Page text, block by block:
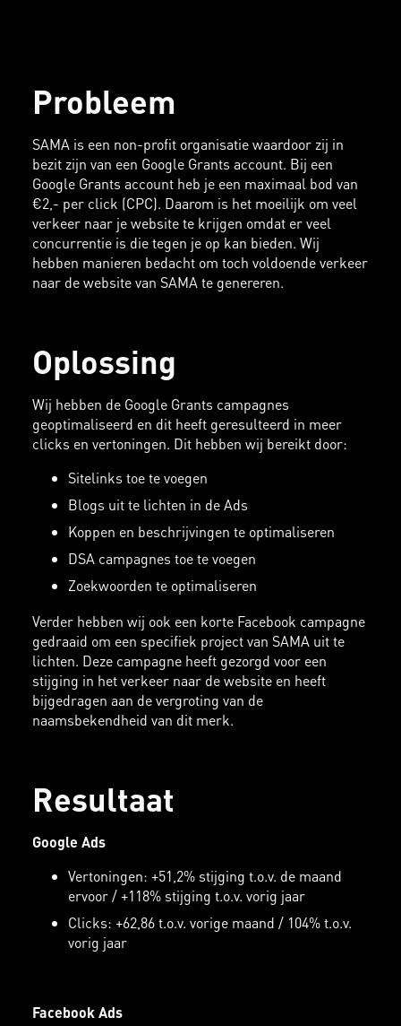
Probleem
SAMA is een non-profit organisatie waardoor zij in
bezit zijn van een Google Grants account. Bij een
Google Grants account heb je een maximaal bod van
€2,- per click (CPC). Daarom is het moeilijk om veel
verkeer naar je website te krijgen omdat er veel
concurrentie is die tegen je op kan bieden. Wij
hebben manieren bedacht om toch voldoende verkeer
naar de website van SAMA te genereren.
Oplossing
Wij hebben de Google Grants campagnes
geoptimaliseerd en dit heeft geresulteerd in meer
clicks en vertoningen. Dit hebben wij bereikt door:
Sitelinks toe te voegen
Blogs uit te lichten in de Ads
Koppen en beschrijvingen te optimaliseren
DSA campagnes toe te voegen
Zoekwoorden te optimaliseren
Verder hebben wij ook een korte Facebook campagne
gedraaid om een specifiek project van SAMA uit te
lichten. Deze campagne heeft gezorgd voor een
stijging in het verkeer naar de website en heeft
bijgedragen aan de vergroting van de
naamsbekendheid van dit merk.
Resultaat
Google Ads
Vertoningen: +51,2% stijging t.o.v. de maand
ervoor / +118% stijging t.o.v. vorig jaar
Clicks: +62,86 t.o.v. vorige maand / 104% t.o.v.
vorig jaar
Facebook Ads